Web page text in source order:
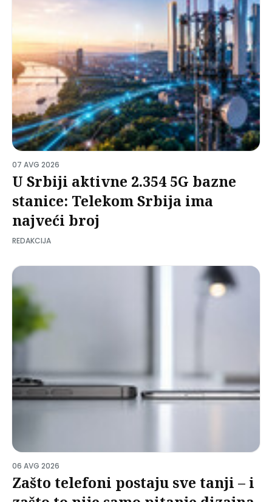
07 AVG 2026
U Srbiji aktivne 2.354 5G bazne
stanice: Telekom Srbija ima
najveći broj
REDAKCIJA
06 AVG 2026
Zašto telefoni postaju sve tanji – i